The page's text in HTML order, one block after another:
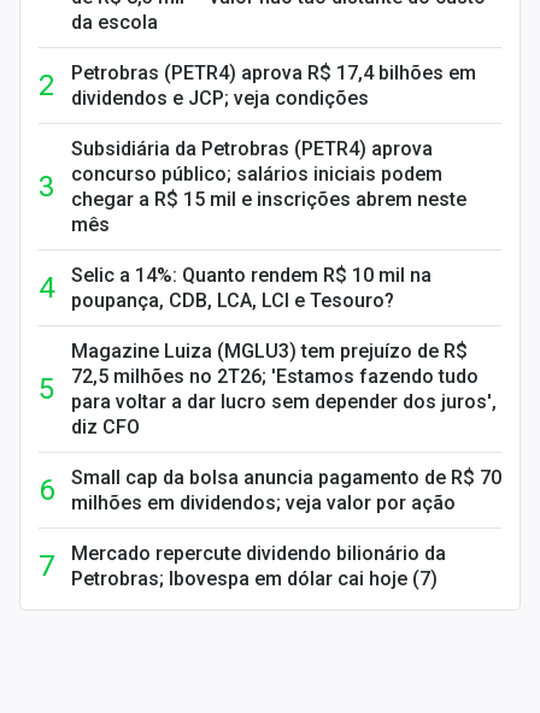
da escola
Petrobras (PETR4) aprova R$ 17,4 bilhões em
dividendos e JCP; veja condições
Subsidiária da Petrobras (PETR4) aprova
concurso público; salários iniciais podem
chegar a R$ 15 mil e inscrições abrem neste
mês
Selic a 14%: Quanto rendem R$ 10 mil na
poupança, CDB, LCA, LCI e Tesouro?
Magazine Luiza (MGLU3) tem prejuízo de R$
72,5 milhões no 2T26; 'Estamos fazendo tudo
para voltar a dar lucro sem depender dos juros',
diz CFO
Small cap da bolsa anuncia pagamento de R$ 70
milhões em dividendos; veja valor por ação
Mercado repercute dividendo bilionário da
Petrobras; Ibovespa em dólar cai hoje (7)